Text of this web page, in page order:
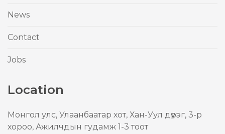
News
Contact
Jobs
Location
Mонгол улс, Улаанбаатар хот, Хан-Уул дүүрэг, 3-р
хороо, Ажилчдын гудамж 1-3 тоот